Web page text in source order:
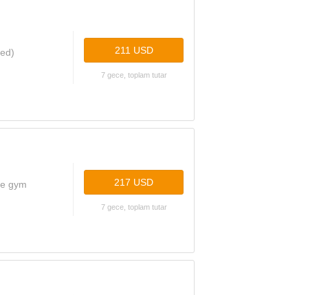
211 USD
7 gece, toplam tutar
gym
217 USD
7 gece, toplam tutar